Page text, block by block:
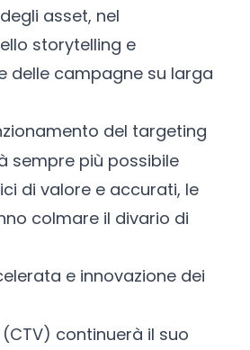
asset, nel
storytelling e
delle campagne su larga
del targeting
sempre più possibile
di valore e accurati, le
colmare il divario di
e innovazione dei
CTV) continuerà il suo